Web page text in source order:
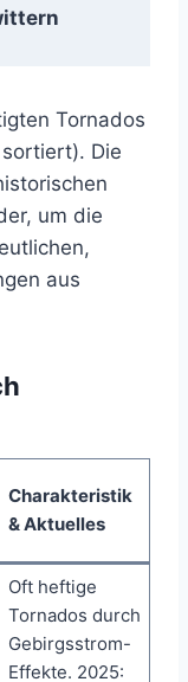
Tornados
Die
um die
aus
Charakteristik
& Aktuelles
Oft heftige
Tornados durch
Gebirgsstrom-
Effekte. 2025: